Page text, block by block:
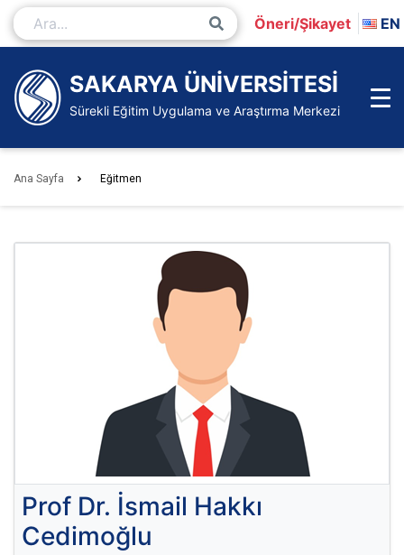
İçeriğe
Git
Sayfa
Öneri/Şikayet EN
SAKARYA ÜNİVERSİTESİ
Sürekli Eğitim Uygulama ve Araştırma Merkezi
Ana Sayfa Eğitmen
Prof Dr. İsmail Hakkı
Cedimoğlu